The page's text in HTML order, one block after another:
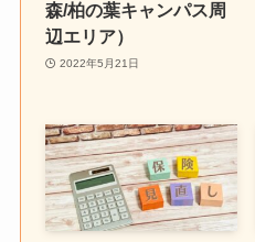
森/柏の葉キャンパス周
辺エリア）
2022年5月21日